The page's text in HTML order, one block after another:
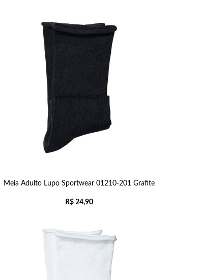
Meia Adulto Lupo Sportwear 01210-201 Grafite
R$24,90